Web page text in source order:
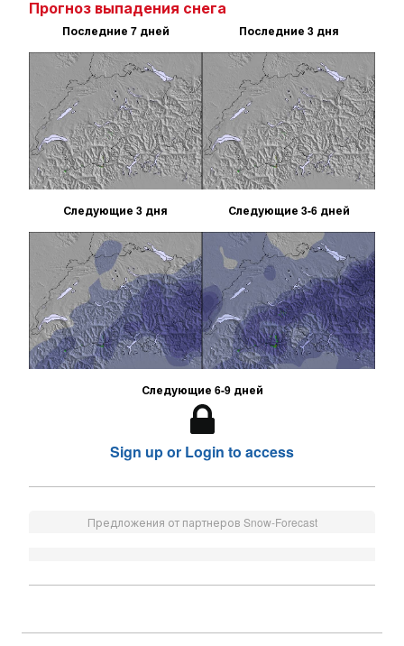
Прогноз выпадения снега
Последние 7 дней Последние 3 дня
Следующие 3 дня Следующие 3-6 дней
Следующие 6-9 дней
Sign up or Login to access
Предложения от партнеров Snow-Forecast